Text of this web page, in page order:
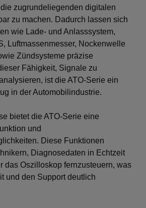
zugrundeliegenden digitalen
zu machen. Dadurch lassen sich
wie Lade- und Anlasssystem,
Luftmassenmesser, Nockenwelle
Zündsysteme präzise
Fähigkeit, Signale zu
ist die ATO-Serie ein
in der Automobilindustrie.
bietet die ATO-Serie eine
und
Diese Funktionen
Diagnosedaten in Echtzeit
das Oszilloskop fernzusteuern, was
und den Support deutlich